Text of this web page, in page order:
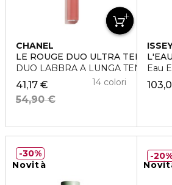
CHANEL
LE ROUGE DUO ULTRA TENUE
DUO LABBRA A LUNGA TENUTA
41,17 €
54,90 €
14 colori
Eau
Novità
30%
20%